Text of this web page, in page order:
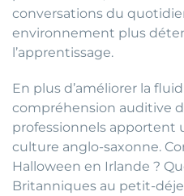
conversations du
environnement plus
l’apprentissage.
En plus d’améliorer la
compréhension auditive
professionnels apportent
culture anglo-saxonne.
Halloween en Irlande ?
Britanniques au petit-